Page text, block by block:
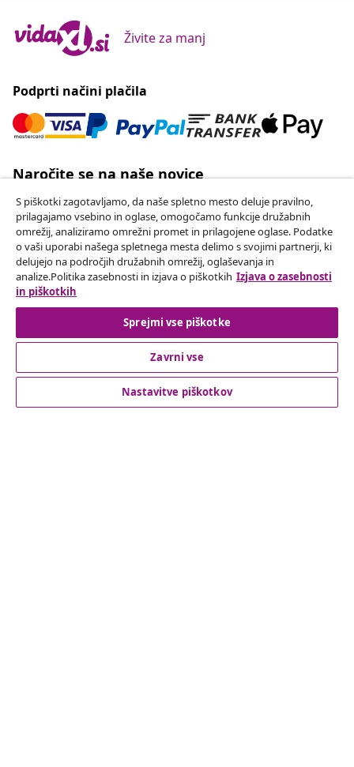
tedenske akcije, sezonske ponudbe in novosti od
vidaXL.
Our social media accounts
Oddaj zahtevek za odstop od naročila.
Odstop od pogodbe
Podpora za stranke
Poslovanje
S piškotki zagotavljamo, da naše spletno mesto deluje pravilno,
prilagajamo vsebino in oglase, omogočamo funkcije družabnih
omrežij, analiziramo omrežni promet in prilagojene oglase. Podatke
o vaši uporabi našega spletnega mesta delimo s svojimi partnerji, ki
delujejo na področjih družabnih omrežij, oglaševanja in
analize.Politika zasebnosti in izjava o piškotkih Izjava o zasebnosti
in piškotkih
Sprejmi vse piškotke
Zavrni vse
Nastavitve piškotkov